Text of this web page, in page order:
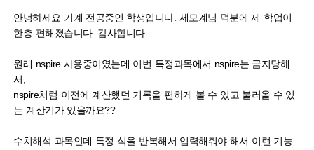
안녕하세요 기계 전공중인 학생입니다. 세모계님 덕분에 제 학업이
한층 편해졌습니다. 감사합니다
원래 nspire 사용중이였는데 이번 특정과목에서 nspire는 금지당해
서,
nspire처럼 이전에 계산했던 기록을 편하게 볼 수 있고 불러올 수 있
는 계산기가 있을까요??
수치해석 과목인데 특정 식을 반복해서 입력해줘야 해서 이런 기능